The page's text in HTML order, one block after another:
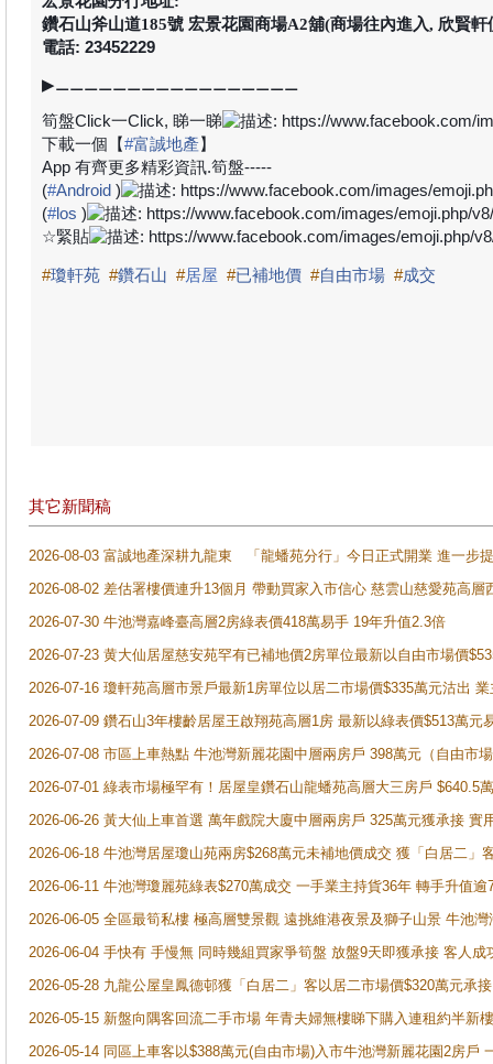
鑽石山斧山道185號 宏景花園商場A2舖(商場往內進入, 欣賢軒
電話: 23452229
▶⚊⚊⚊⚊⚊⚊⚊⚊⚊⚊⚊⚊⚊⚊⚊⚊⚊
筍盤Click一Click, 睇一睇
下載一個【#富誠地產】
App 有齊更多精彩資訊.筍盤-----
(#Android )
(#los )
☆緊貼
#瓊軒苑 #鑽石山 #居屋 #已補地價 #自由市場 #成交
其它新聞稿
2026-08-03 富誠地產深耕九龍東 「龍蟠苑分行」今日正式開業 進一步
2026-08-02 差估署樓價連升13個月 帶動買家入市信心 慈雲山慈愛苑高層
2026-07-30 牛池灣嘉峰臺高層2房綠表價418萬易手 19年升值2.3倍
2026-07-23 黄大仙居屋慈安苑罕有已補地價2房單位最新以自由市場價
2026-07-16 瓊軒苑高層市景戶最新1房單位以居二市場價$335萬元沽出
2026-07-09 鑽石山3年樓齡居屋王啟翔苑高層1房 最新以綠表價$513萬元
2026-07-08 市區上車熱點 牛池灣新麗花園中層兩房戶 398萬元（自由市
2026-07-01 綠表市場極罕有！居屋皇鑽石山龍蟠苑高層大三房戶
2026-06-26 黃大仙上車首選 萬年戲院大廈中層兩房戶 325萬元獲承接 實
2026-06-18 牛池灣居屋瓊山苑兩房$268萬元未補地價成交 獲「白居二」
2026-06-11 牛池灣瓊麗苑綠表$270萬成交 一手業主持貨36年 轉手升值逾
2026-06-05 全區最筍私樓 極高層雙景觀 遠挑維港夜景及獅子山景 牛池
2026-06-04 手快有 手慢無 同時幾組買家爭筍盤 放盤9天即獲承接 客人
2026-05-28 九龍公屋皇鳳德邨獲「白居二」客以居二市場價$320萬元承接
2026-05-15 新盤向隅客回流二手市場 年青夫婦無樓睇下購入連租約半新
2026-05-14 同區上車客以$388萬元(自由市場)入市牛池灣新麗花園2房戶